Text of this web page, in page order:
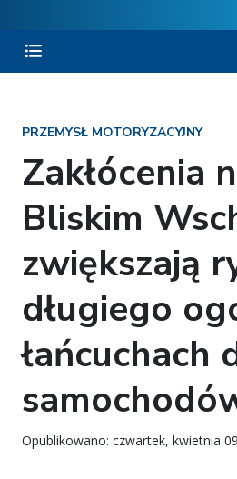
PRZEMYSŁ MOTORYZACYJNY
Zakłócenia
Bliskim
zwiększają
długiego
łańcuchach
Opublikowano: czwartek, kwietnia